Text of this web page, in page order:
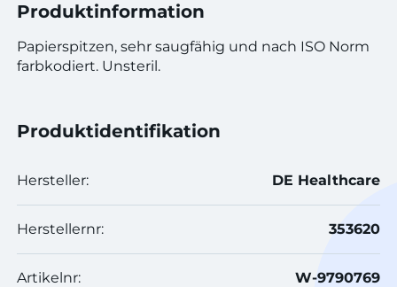
Produktinformation
Papierspitzen, sehr saugfähig und nach ISO Norm
farbkodiert. Unsteril.
Produktidentifikation
Hersteller: DE Healthcare
Herstellernr: 353620
Artikelnr: W-9790769